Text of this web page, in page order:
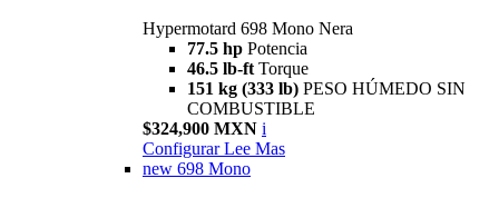
Hypermotard 698 Mono Nera
77.5 hp Potencia
46.5 lb-ft Torque
151 kg (333 lb) PESO HÚMEDO SIN
COMBUSTIBLE
$324,900 MXN i
Configurar Lee Mas
new 698 Mono